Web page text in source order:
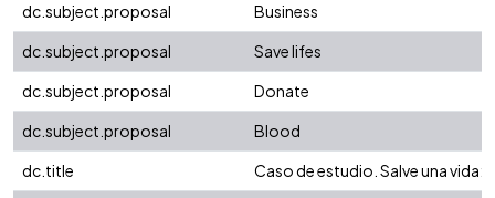
dc.subject.proposal
Business
dc.subject.proposal
Save lifes
dc.subject.proposal
Donate
dc.subject.proposal
Blood
dc.title
Caso de estudio. Salve una vida: